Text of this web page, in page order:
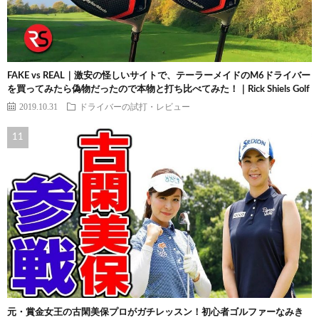
FAKE vs REAL｜激安の怪しいサイトで、テーラーメイドのM6ドライバー
を買ってみたら偽物だったので本物と打ち比べてみた！｜Rick Shiels Golf
2019.10.31 ドライバーの試打・レビュー
元・賞金女王の古閑美保プロがガチレッスン！初心者ゴルファーなみき